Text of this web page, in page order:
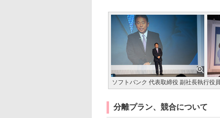
ソフトバンク 代表取締役 副社長執行役
分離プラン、競合について